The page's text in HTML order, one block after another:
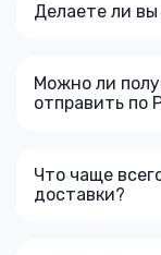
Делаете ли
Можно ли
отправить по
Что чаще
доставки?